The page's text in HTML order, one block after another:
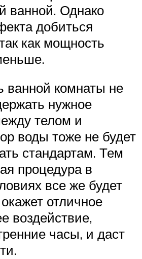
ванной. Однако
добиться
как мощность
комнаты не
нужное
телом и
воды тоже не будет
стандартам. Тем
процедура в
все же будет
отличное
воздействие,
часы, и даст